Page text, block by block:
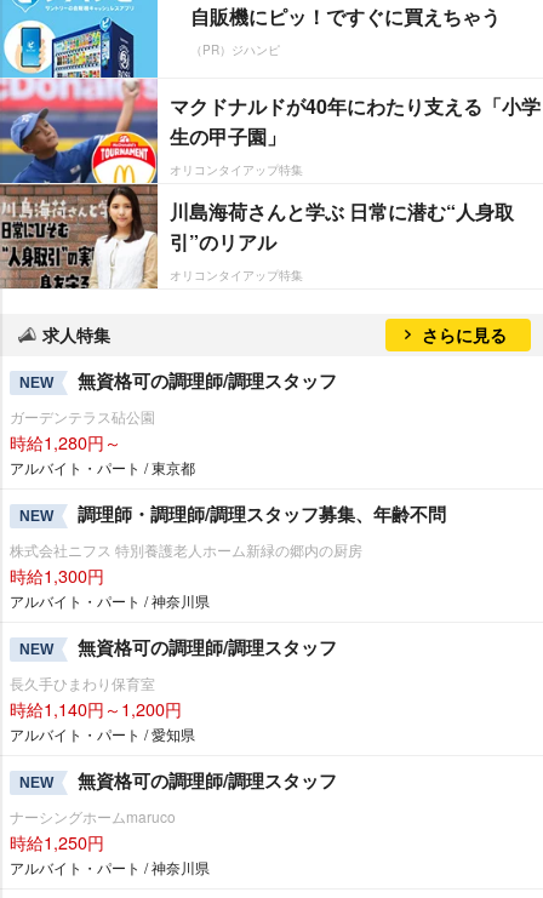
自販機にピッ！ですぐに買えちゃう
（PR）ジハンピ
マクドナルドが40年にわたり支える「小学
生の甲子園」
オリコンタイアップ特集
川島海荷さんと学ぶ 日常に潜む“人身取
引”のリアル
オリコンタイアップ特集
求人特集 さらに見る
NEW 無資格可の調理師/調理スタッフ
ガーデンテラス砧公園
時給1,280円～
アルバイト・パート / 東京都
NEW 調理師・調理師/調理スタッフ募集、年齢不問
株式会社ニフス 特別養護老人ホーム新緑の郷内の厨房
時給1,300円
アルバイト・パート / 神奈川県
NEW 無資格可の調理師/調理スタッフ
長久手ひまわり保育室
時給1,140円～1,200円
アルバイト・パート / 愛知県
NEW 無資格可の調理師/調理スタッフ
ナーシングホームmaruco
時給1,250円
アルバイト・パート / 神奈川県